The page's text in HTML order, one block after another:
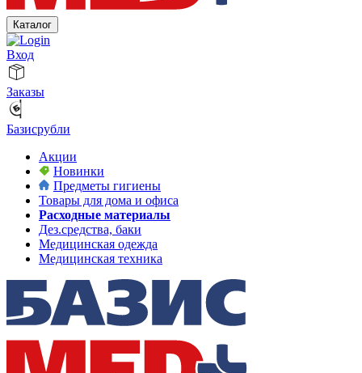
Каталог
Вход
Заказы
Базисрубли
Акции
Новинки
Предметы гигиены
Товары для дома и офиса
Расходные материалы
Дез.средства, баки
Медицинская одежда
Медицинская техника